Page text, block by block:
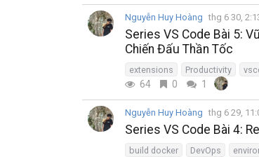
Nguyễn Huy Hoàng thg 6 30,
Series VS Code Bài 5:
Chiến Đấu Thần Tốc
extensions Productivity
64 0 1
Nguyễn Huy Hoàng thg 6 29,
Series VS Code Bài 4:
build docker DevOps